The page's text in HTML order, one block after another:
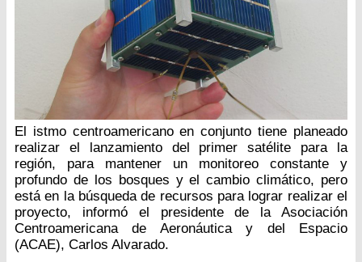
El istmo centroamericano en conjunto tiene planeado
realizar el lanzamiento del primer satélite para la
región, para mantener un monitoreo constante y
profundo de los bosques y el cambio climático, pero
está en la búsqueda de recursos para lograr realizar el
proyecto, informó el presidente de la Asociación
Centroamericana de Aeronáutica y del Espacio
(ACAE), Carlos Alvarado.